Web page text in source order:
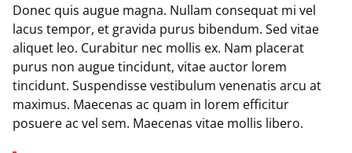
Donec quis augue magna. Nullam consequat mi vel
lacus tempor, et gravida purus bibendum. Sed vitae
aliquet leo. Curabitur nec mollis ex. Nam placerat
purus non augue tincidunt, vitae auctor lorem
tincidunt. Suspendisse vestibulum venenatis arcu at
maximus. Maecenas ac quam in lorem efficitur
posuere ac vel sem. Maecenas vitae mollis libero.